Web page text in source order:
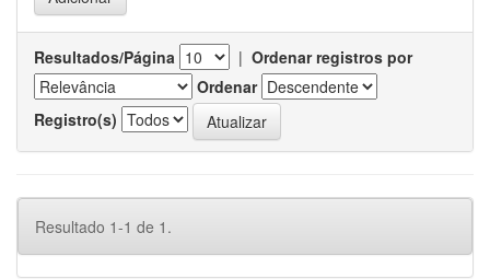
Resultados/Página | Ordenar registros por
Ordenar
Registro(s)
Resultado 1-1 de 1.